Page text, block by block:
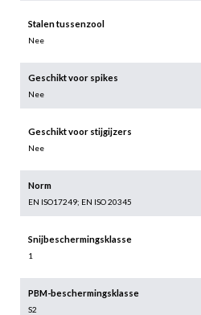
Stalen tussenzool
Nee
Geschikt voor spikes
Nee
Geschikt voor stijgijzers
Nee
Norm
EN ISO17249; EN ISO 20345
Snijbeschermingsklasse
1
PBM-beschermingsklasse
S2